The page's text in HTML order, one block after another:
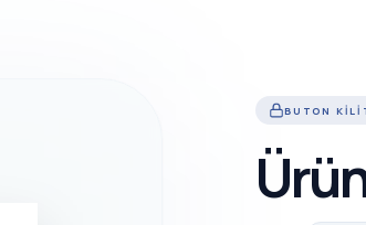
BUTON